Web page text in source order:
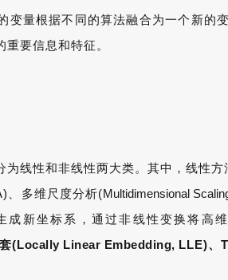
变量根据不同的算法融合为一个新
要信息和特征。
为线性和非线性两大类。其中，线性
、多维尺度分析(Multidimensional
成新坐标系，通过非线性变换将高
(Locally Linear Embedding, LLE)、